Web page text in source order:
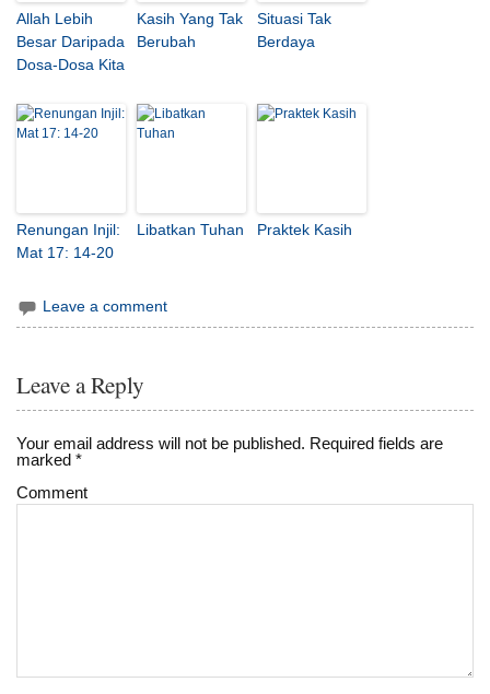
Allah Lebih
Besar Daripada
Dosa-Dosa Kita
Kasih Yang Tak
Berubah
Situasi Tak
Berdaya
Renungan Injil:
Mat 17: 14-20
Libatkan Tuhan Praktek Kasih
Leave a comment
Leave a Reply
Your email address will not be published. Required fields are
marked*
Comment